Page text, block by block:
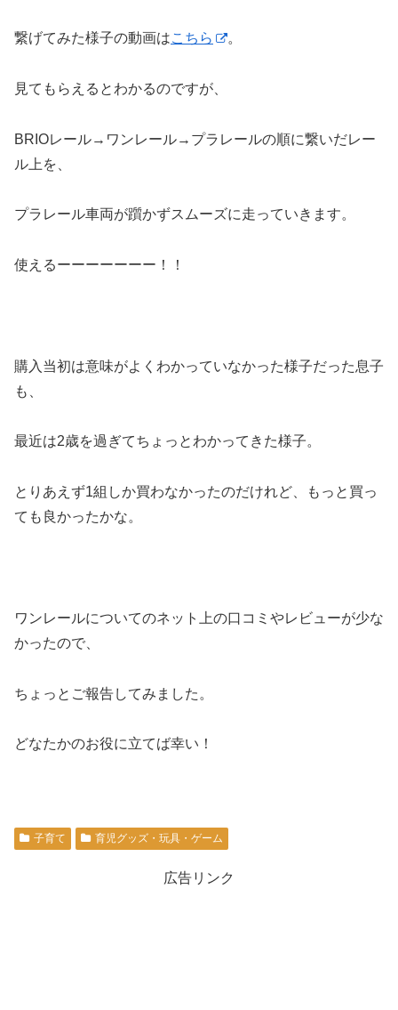
繋げてみた様子の動画はこちら 。
見てもらえるとわかるのですが、
BRIOレール→ワンレール→プラレールの順に繋いだレー
ル上を、
プラレール車両が躓かずスムーズに走っていきます。
使えるーーーーーーー！！
購入当初は意味がよくわかっていなかった様子だった息子
も、
最近は2歳を過ぎてちょっとわかってきた様子。
とりあえず1組しか買わなかったのだけれど、もっと買っ
ても良かったかな。
ワンレールについてのネット上の口コミやレビューが少な
かったので、
ちょっとご報告してみました。
どなたかのお役に立てば幸い！
子育て 育児グッズ・玩具・ゲーム
広告リンク